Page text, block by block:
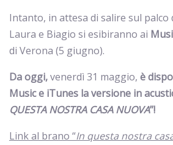
Intanto, in attesa di salire sul palco
Laura e Biagio si esibiranno ai
di Verona (5 giugno).
Da oggi,venerdì 31 maggio, è
Music e iTunes la versione in
QUESTA NOSTRA CASA NUOVA”!
Link al brano “In questa nostra